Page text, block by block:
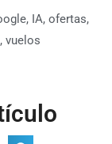
, IA, ofertas,
, vuelos